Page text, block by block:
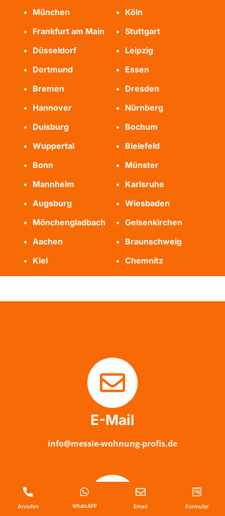
München
Köln
Frankfurt am Main
Stuttgart
Düsseldorf
Leipzig
Dortmund
Essen
Bremen
Dresden
Hannover
Nürnberg
Duisburg
Bochum
Wuppertal
Bielefeld
Bonn
Münster
Mannheim
Karlsruhe
Augsburg
Wiesbaden
Mönchengladbach
Gelsenkirchen
Aachen
Braunschweig
Kiel
Chemnitz
E-Mail
info@messie-wohnung-profis.de
Anrufen WhatsAPP Email Formular